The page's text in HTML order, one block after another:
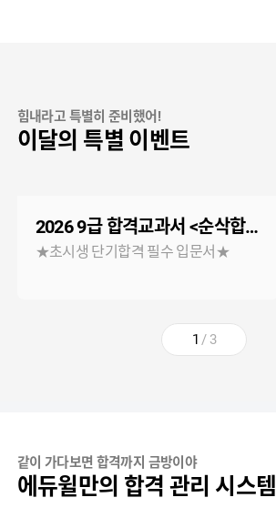
힘내라고 특별히 준비했어!
이달의 특별 이벤트
2026 9급 합격교과서 <순삭합격> 무료
★초시생 단기합격 필수 입문서★
1 / 3
같이 가다보면 합격까지 금방이야
에듀윌만의 합격 관리 시스템